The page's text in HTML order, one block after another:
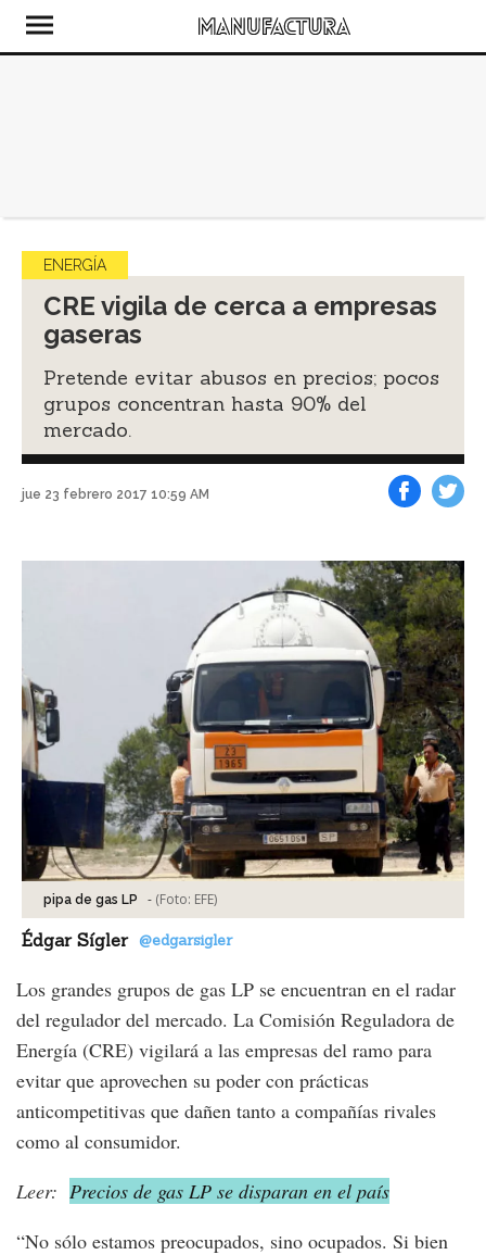
ENERGÍA
CRE vigila de cerca a empresas
gaseras
Pretende evitar abusos en precios; pocos
grupos concentran hasta 90% del
mercado.
jue 23 febrero 2017 10:59 AM
pipa de gas LP - (Foto: EFE)
Édgar Sígler @edgarsigler
Los grandes grupos de gas LP se encuentran en el radar
del regulador del mercado. La Comisión Reguladora de
Energía (CRE) vigilará a las empresas del ramo para
evitar que aprovechen su poder con prácticas
anticompetitivas que dañen tanto a compañías rivales
como al consumidor.
Leer: Precios de gas LP se disparan en el país
“No sólo estamos preocupados, sino ocupados. Si bien